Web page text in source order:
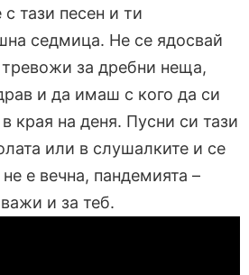
тази песен и ти
седмица. Не се ядосвай
тревожи за дребни неща,
и да имаш с кого да си
края на деня. Пусни си тази
или в слушалките и се
е вечна, пандемията –
и за теб.